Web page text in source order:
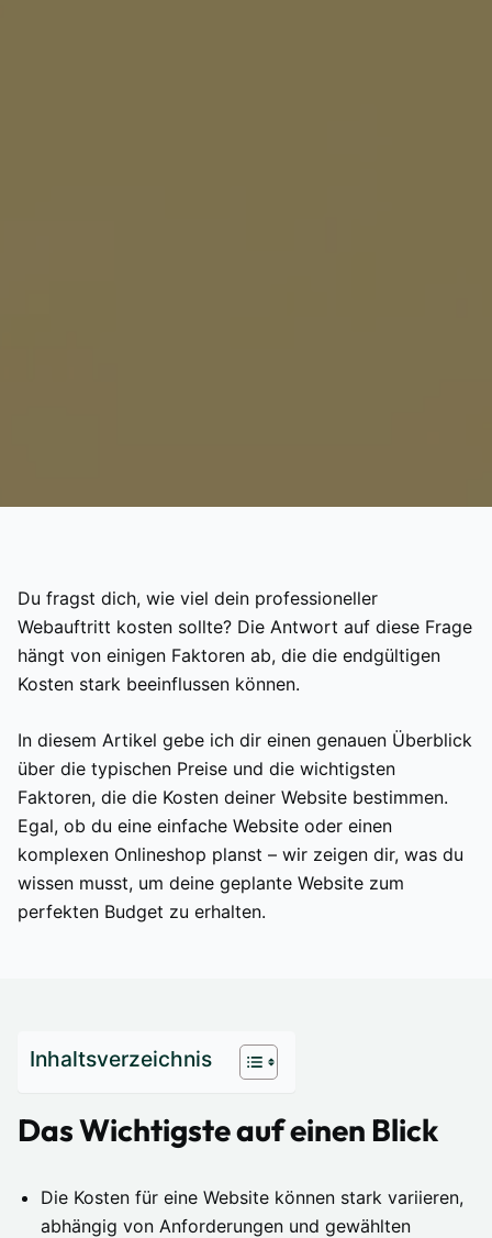
Du fragst dich, wie viel dein professioneller
Webauftritt kosten sollte? Die Antwort auf diese Frage
hängt von einigen Faktoren ab, die die endgültigen
Kosten stark beeinflussen können.
In diesem Artikel gebe ich dir einen genauen Überblick
über die typischen Preise und die wichtigsten
Faktoren, die die Kosten deiner Website bestimmen.
Egal, ob du eine einfache Website oder einen
komplexen Onlineshop planst – wir zeigen dir, was du
wissen musst, um deine geplante Website zum
perfekten Budget zu erhalten.
Inhaltsverzeichnis
Das Wichtigste auf einen Blick
Die Kosten für eine Website können stark variieren,
abhängig von Anforderungen und gewählten